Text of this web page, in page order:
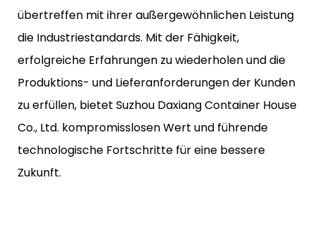
übertreffen mit ihrer außergewöhnlichen Leistung
die Industriestandards. Mit der Fähigkeit,
erfolgreiche Erfahrungen zu wiederholen und die
Produktions- und Lieferanforderungen der Kunden
zu erfüllen, bietet Suzhou Daxiang Container House
Co., Ltd. kompromisslosen Wert und führende
technologische Fortschritte für eine bessere
Zukunft.